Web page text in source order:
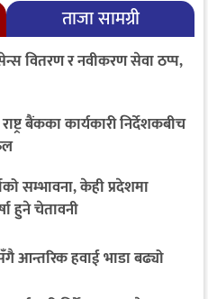
ताजा सामग्री
वितरण र नवीकरण सेवा ठप्प,
बैंकका कार्यकारी निर्देशकबीच
सम्भावना, केही प्रदेशमा
हुने चेतावनी
आन्तरिक हवाई भाडा बढ्यो